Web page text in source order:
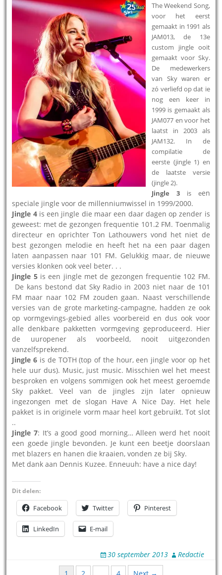
The Weekend Song,
voor het eerst
gemaakt in 1991 als
JAM013, de 13e
custom jingle ooit
gemaakt voor Sky.
De medewerkers
van Sky waren er
zó verliefd op dat ie
nog een keer in
1999 is gemaakt als
JAM077 en voor het
laatst in 2003 als
JAM132. In de
compilatie de
eerste (jingle 1) en
de laatste versie
(jingle 2).
Jingle 3 is een
speciale jingle voor de millenniumwissel in 1999/2000.
Jingle 4is een jingle die maar een daar dagen op zender is
geweest: met de gezongen frequentie 101.2 FM. Toenmalig
directeur en oprichter Ton Lathouwers vond het niet de
best gezongen melodie en heeft het na een paar dagen
laten aanpassen naar 101 FM. Gelukkig maar, de nieuwe
versies klonken ook veel beter. . .
Jingle 5is een jingle met de gezongen frequentie 102 FM.
De kans bestond dat Sky Radio in 2003 niet naar de 101
FM maar naar 102 FM zouden gaan. Naast verschillende
versies van de grote marketing-campagne, hadden ze ook
op vormgevings-gebied alles voorbereid en dus ook voor
alle denkbare pakketten vormgeving geproduceerd. Hier
de uuropener als voorbeeld, nooit uitgezonden
vanzelfsprekend.
Jingle 6 is de TOTH (top of the hour, een jingle voor op het
hele uur dus). Music, just music. Misschien wel het meest
besproken en volgens sommigen ook het meest geroemde
Sky pakket. Veel van de jingles zijn later opnieuw
ingezongen met de slogan Have A Nice Day. Het hele
pakket is in originele vorm maar heel kort gebruikt. Tot slot
..
Jingle 7: It’s a good good morning… Alleen werd het nooit
een goede jingle bevonden. Je kunt een beetje doorslaan
met blazers en hanen die kraaien, vonden ze bij Sky.
Met dank aan Dennis Kuzee. Enneuuh: have a nice day!
Dit delen:
Facebook Twitter Pinterest
LinkedIn E-mail
30 september 2013 Redactie